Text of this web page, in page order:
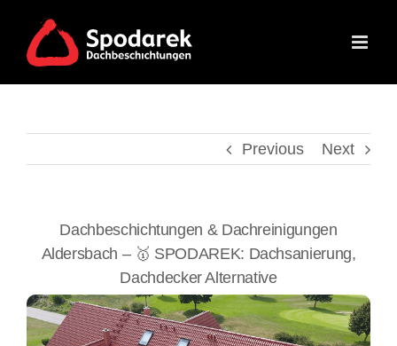
content
Previous Next
Dachbeschichtungen & Dachreinigungen
Aldersbach – 🥇 SPODAREK: Dachsanierung,
Dachdecker Alternative